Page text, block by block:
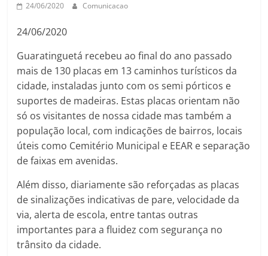
24/06/2020 Comunicacao
24/06/2020
Guaratinguetá recebeu ao final do ano passado
mais de 130 placas em 13 caminhos turísticos da
cidade, instaladas junto com os semi pórticos e
suportes de madeiras. Estas placas orientam não
só os visitantes de nossa cidade mas também a
população local, com indicações de bairros, locais
úteis como Cemitério Municipal e EEAR e separação
de faixas em avenidas.
Além disso, diariamente são reforçadas as placas
de sinalizações indicativas de pare, velocidade da
via, alerta de escola, entre tantas outras
importantes para a fluidez com segurança no
trânsito da cidade.